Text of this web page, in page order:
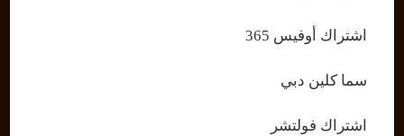
اشتراك أوفيس 365
سما كلين دبي
اشتراك فولتشر